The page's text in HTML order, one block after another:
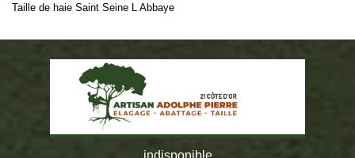
Taille de haie Saint Seine L Abbaye
indisponible